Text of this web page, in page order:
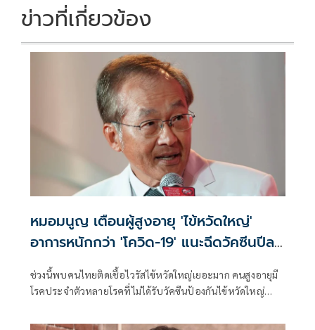
ข่าวที่เกี่ยวข้อง
หมอมนูญ เตือนผู้สูงอายุ 'ไข้หวัดใหญ่'
อาการหนักกว่า 'โควิด-19' แนะฉีดวัคซีนปีละ
เข็ม ลดรุนแรง
ช่วงนี้พบคนไทยติดเชื้อไวรัสไข้หวัดใหญ่เยอะมาก คนสูงอายุมี
โรคประจำตัวหลายโรคที่ไม่ได้รับวัคซีนป้องกันไข้หวัดใหญ่